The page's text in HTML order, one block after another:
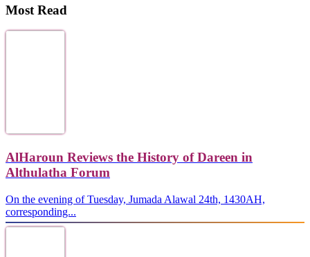
Most Read
AlHaroun Reviews the History of Dareen in
Althulatha Forum
On the evening of Tuesday, Jumada Alawal 24th, 1430AH,
corresponding...